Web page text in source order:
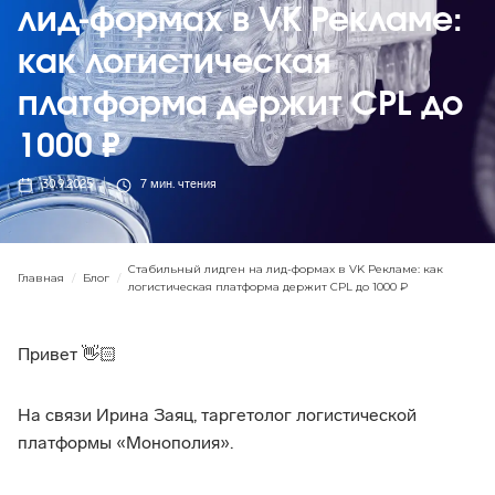
лид-формах в VK Рекламе:
как логистическая
платформа держит CPL до
1000 ₽
30.9.2025 7 мин. чтения
Главная / Блог /
Стабильный лидген на лид-формах в VK Рекламе: как
логистическая платформа держит CPL до 1000 ₽
Привет 👋🏻
На связи Ирина Заяц, таргетолог логистической
платформы «Монополия».